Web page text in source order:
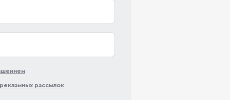
рекламных рассылок